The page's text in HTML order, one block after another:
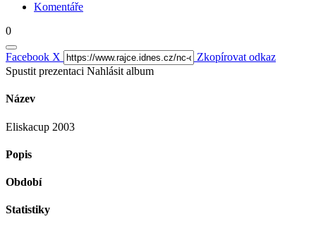
Komentáře
0
Facebook X
Zkopírovat odkaz
Spustit prezentaci Nahlásit album
Název
Eliskacup 2003
Popis
Období
Statistiky